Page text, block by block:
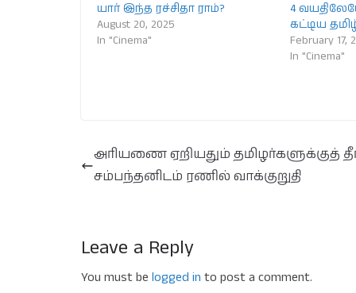
யார் இந்த ரச்சிதா ராம்?
August 20, 2025
In "Cinema"
4
கட்டிய
February 17,
In "Cinema"
அரியணை ஏறியதும் தமிழர்களுக்குத்
சம்பந்தனிடம் ரணில் வாக்குறுதி
Leave a Reply
You must be logged in to post a comment.